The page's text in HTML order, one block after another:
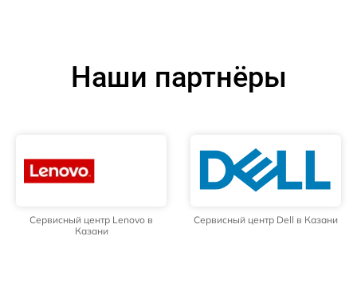
Наши партнёры
Сервисный центр Lenovo в
Казани
Сервисный центр Dell в Казани